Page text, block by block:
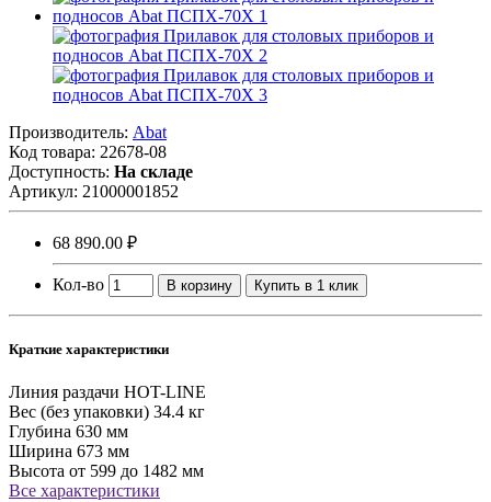
Производитель: Abat
Код товара: 22678-08
Доступность: На складе
Артикул: 21000001852
68 890.00 ₽
Кол-во В корзину Купить в 1 клик
Краткие характеристики
Линия раздачи HOT-LINE
Вес (без упаковки) 34.4 кг
Глубина 630 мм
Ширина 673 мм
Высота от 599 до 1482 мм
Все характеристики